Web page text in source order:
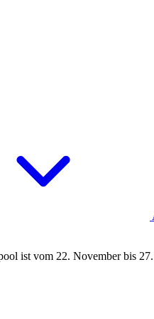
ist vom 22. November bis